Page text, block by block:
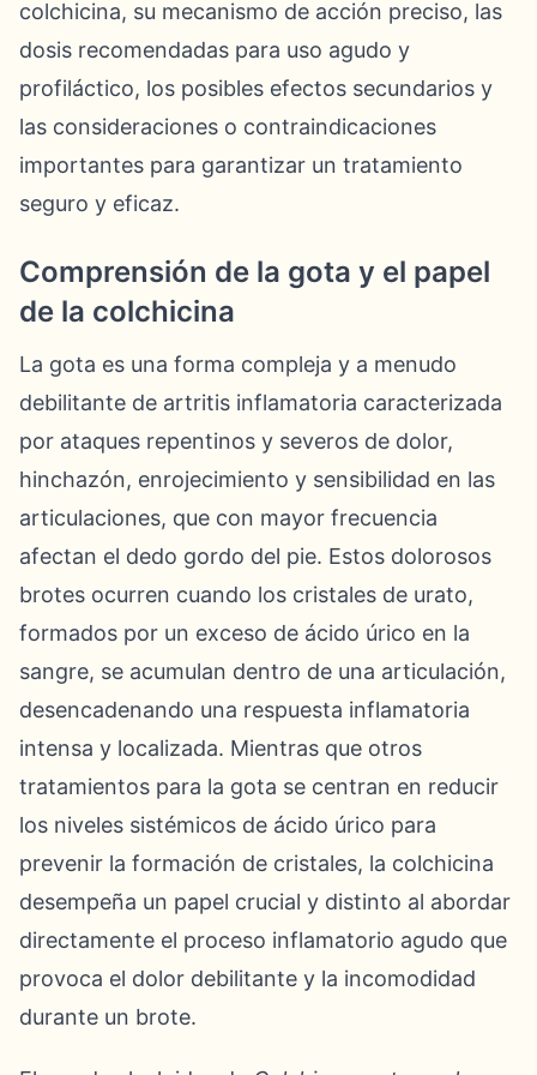
colchicina, su mecanismo de acción preciso, las
dosis recomendadas para uso agudo y
profiláctico, los posibles efectos secundarios y
las consideraciones o contraindicaciones
importantes para garantizar un tratamiento
seguro y eficaz.
Comprensión de la gota y el papel
de la colchicina
La gota es una forma compleja y a menudo
debilitante de artritis inflamatoria caracterizada
por ataques repentinos y severos de dolor,
hinchazón, enrojecimiento y sensibilidad en las
articulaciones, que con mayor frecuencia
afectan el dedo gordo del pie. Estos dolorosos
brotes ocurren cuando los cristales de urato,
formados por un exceso de ácido úrico en la
sangre, se acumulan dentro de una articulación,
desencadenando una respuesta inflamatoria
intensa y localizada. Mientras que otros
tratamientos para la gota se centran en reducir
los niveles sistémicos de ácido úrico para
prevenir la formación de cristales, la colchicina
desempeña un papel crucial y distinto al abordar
directamente el proceso inflamatorio agudo que
provoca el dolor debilitante y la incomodidad
durante un brote.